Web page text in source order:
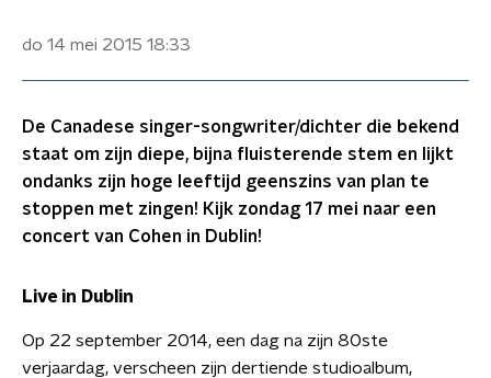
do 14 mei 2015 18:33
De Canadese singer-songwriter/dichter die bekend
staat om zijn diepe, bijna fluisterende stem en lijkt
ondanks zijn hoge leeftijd geenszins van plan te
stoppen met zingen! Kijk zondag 17 mei naar een
concert van Cohen in Dublin!
Live in Dublin
Op 22 september 2014, een dag na zijn 80ste
verjaardag, verscheen zijn dertiende studioalbum,